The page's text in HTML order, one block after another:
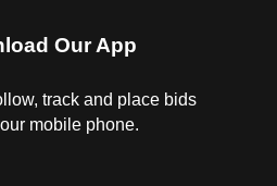
Our App
track and place bids
mobile phone.